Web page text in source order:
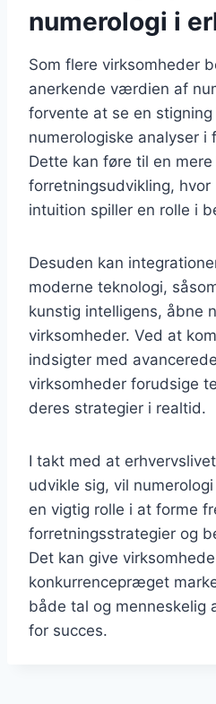
numerologi i
Som flere virksomheder
anerkende værdien af
forvente at se en
numerologiske analyser i
Dette kan føre til en
forretningsudvikling,
intuition spiller en rolle i
Desuden kan
moderne teknologi,
kunstig intelligens, åbne
virksomheder. Ved at
indsigter med
virksomheder forudsige
deres strategier i realtid.
I takt med at
udvikle sig, vil
en vigtig rolle i at forme
forretningsstrategier og
Det kan give
konkurrencepræget
både tal og
for succes.